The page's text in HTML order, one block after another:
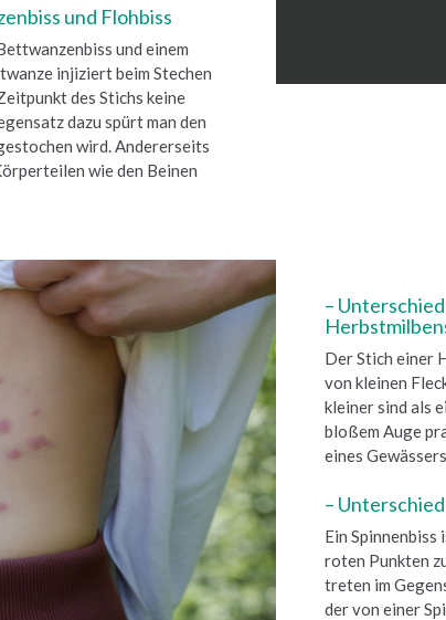
und Flohbiss
und einem
injiziert beim Stechen
des Stichs keine
dazu spürt man den
wird. Andererseits
wie den Beinen
–
Der Stich einer
von kleinen
kleiner sind als
bloßem Auge
eines
–
Ein Spinnenbiss
roten Punkten
treten im
der von einer